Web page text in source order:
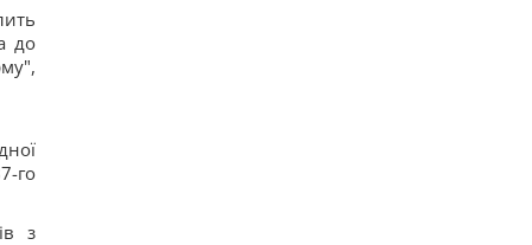
до
го
з